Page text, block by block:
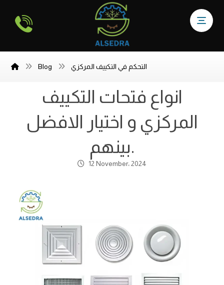
Blog التحكم في التكييف المركزي
انواع فتحات التكييف
المركزي و اختيار الافضل
بينهم.
12 November، 2024